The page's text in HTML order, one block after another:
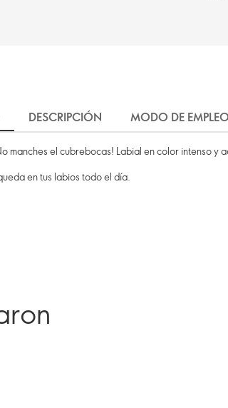
DESCRIPCIÓN MODO DE EMPLEO
manches el cubrebocas! Labial en color intenso
en tus labios todo el día.